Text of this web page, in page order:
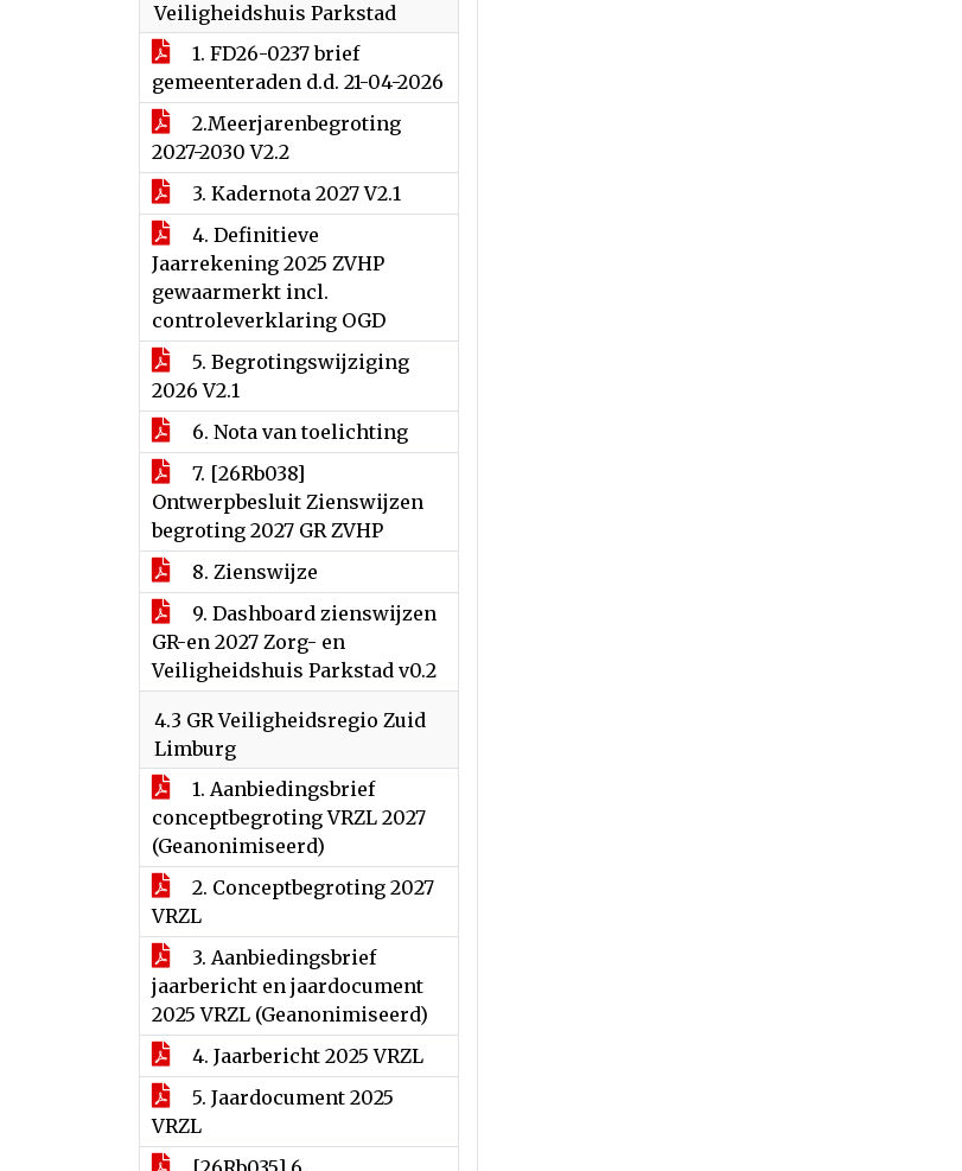
Veiligheidshuis Parkstad
1. FD26-0237 brief
gemeenteraden d.d. 21-04-2026
2.Meerjarenbegroting
2027-2030 V2.2
3. Kadernota 2027 V2.1
4. Definitieve
Jaarrekening 2025 ZVHP
gewaarmerkt incl.
controleverklaring OGD
5. Begrotingswijziging
2026 V2.1
6. Nota van toelichting
7. [26Rb038]
Ontwerpbesluit Zienswijzen
begroting 2027 GR ZVHP
8. Zienswijze
9. Dashboard zienswijzen
GR-en 2027 Zorg- en
Veiligheidshuis Parkstad v0.2
4.3 GR Veiligheidsregio Zuid
Limburg
1. Aanbiedingsbrief
conceptbegroting VRZL 2027
(Geanonimiseerd)
2. Conceptbegroting 2027
VRZL
3. Aanbiedingsbrief
jaarbericht en jaardocument
2025 VRZL (Geanonimiseerd)
4. Jaarbericht 2025 VRZL
5. Jaardocument 2025
VRZL